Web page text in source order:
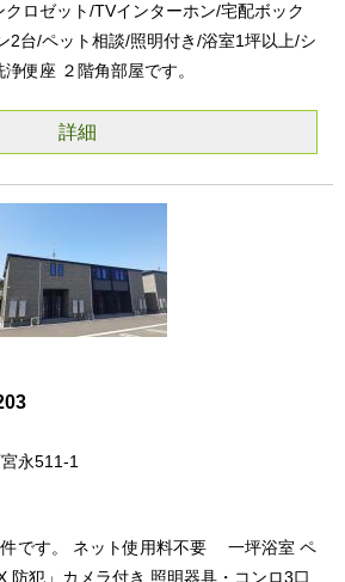
ロゼット/TVインターホン/宅配ボック
2台/ペット相談/照明付き/浴室1坪以上/シ
便座 ２階角部屋です。
詳細
永511-1
件です。 ネット使用料不要 一坪浴室 ペ
防犯」カメラ付き 照明器具・コンロ3口